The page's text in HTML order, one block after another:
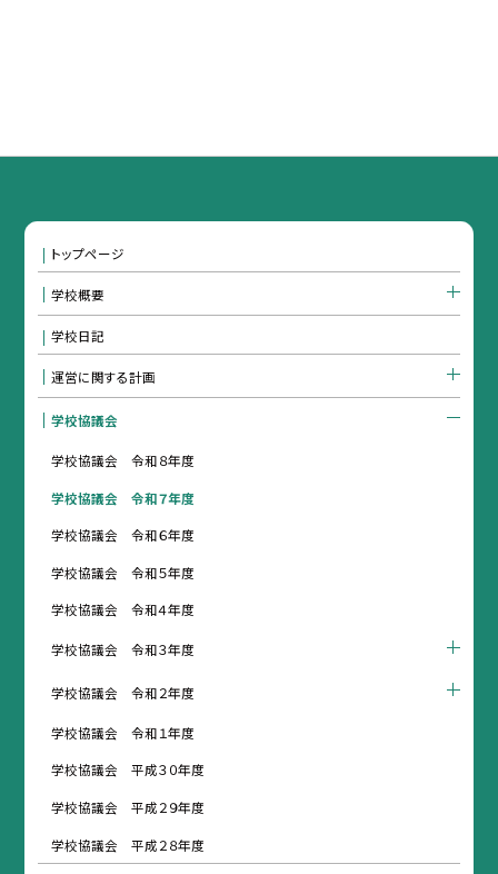
トップページ
学校概要
学校日記
運営に関する計画
学校協議会
学校協議会 令和８年度
学校協議会 令和７年度
学校協議会 令和６年度
学校協議会 令和５年度
学校協議会 令和４年度
学校協議会 令和３年度
学校協議会 令和２年度
学校協議会 令和１年度
学校協議会 平成３０年度
学校協議会 平成２９年度
学校協議会 平成２８年度